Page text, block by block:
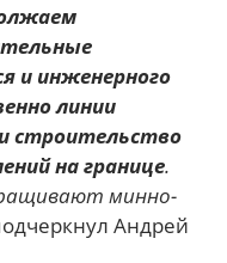
и инженерного
линии
строительство
на границе.
минно-
Андрей